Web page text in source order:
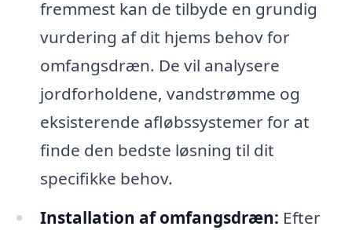
fremmest kan de tilbyde en grundig
vurdering af dit hjems behov for
omfangsdræn. De vil analysere
jordforholdene, vandstrømme og
eksisterende afløbssystemer for at
finde den bedste løsning til dit
specifikke behov.
Installation af omfangsdræn: Efter